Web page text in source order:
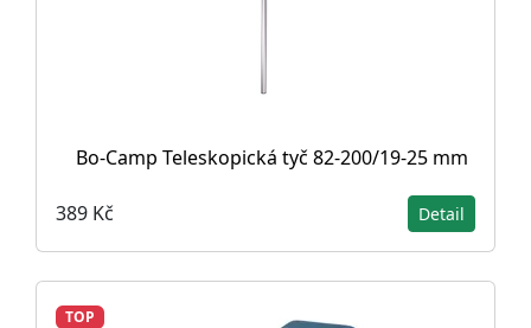
Bo-Camp Teleskopická tyč 82-200/19-25 mm
389 Kč Detail
TOP